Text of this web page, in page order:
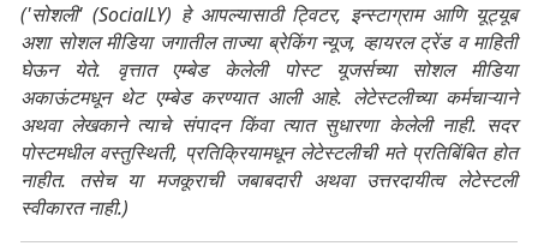
('सोशली' (SocialLY) हे आपल्यासाठी ट्विटर, इन्स्टाग्राम आणि यूट्यूब
अशा सोशल मीडिया जगातील ताज्या ब्रेकिंग न्यूज, व्हायरल ट्रेंड व माहिती
घेऊन येते. वृत्तात एम्बेड केलेली पोस्ट यूजर्सच्या सोशल मीडिया
अकाऊंटमधून थेट एम्बेड करण्यात आली आहे. लेटेस्टलीच्या कर्मचाऱ्याने
अथवा लेखकाने त्याचे संपादन किंवा त्यात सुधारणा केलेली नाही. सदर
पोस्टमधील वस्तुस्थिती, प्रतिक्रियामधून लेटेस्टलीची मते प्रतिबिंबित होत
नाहीत. तसेच या मजकूराची जबाबदारी अथवा उत्तरदायीत्व लेटेस्टली
स्वीकारत नाही.)